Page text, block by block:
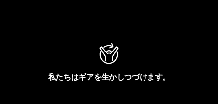
私たちはギアを生かしつづけます。